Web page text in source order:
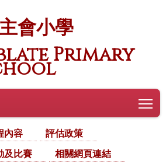
會小學
Primary
內容
評估政策
及比賽
相關網頁連結